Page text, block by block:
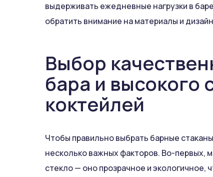
выдерживать ежедневные нагрузки в
обратить внимание на материалы и
Выбор
бара и высокого
коктейлей
Чтобы правильно выбрать барные
несколько важных факторов. Во-первых,
стекло — оно прозрачное и экологичное,